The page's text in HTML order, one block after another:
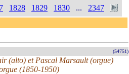
1828 1829 1830 ... 2347
(54751)
(alto) et Pascal Marsault (orgue)
(1850-1950)